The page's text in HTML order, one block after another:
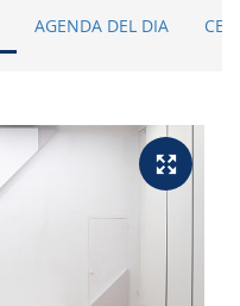
AGENDA DEL DIA